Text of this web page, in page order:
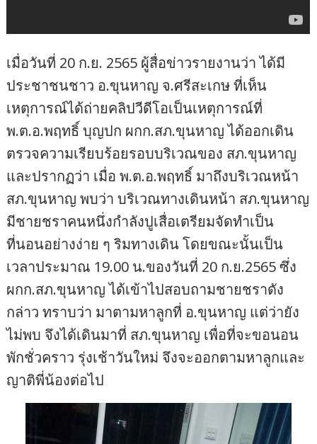
เมื่อวันที่ 20 ก.ย. 2565 ผู้สื่อข่าวรายงานว่า ได้มี
ประชาชนชาว อ.ขุนหาญ จ.ศรีสะเกษ ที่เห็น
เหตุการณ์ได้ถ่ายคลิปวีดีโอเป็นเหตุการณ์ที่
พ.ต.อ.พฤทธิ์ บุญปก ผกก.สภ.ขุนหาญ ได้ออกเดิน
ตรวจความเรียบร้อยรอบบริเวณของ สภ.ขุนหาญ
และปรากฏว่า เมื่อ พ.ต.อ.พฤทธิ์ มาถึงบริเวณหน้า
สภ.ขุนหาญ พบว่า บริเวณทางเดินหน้า สภ.ขุนหาญ
มีชายชราคนหนึ่งกำลังปูเสื่อเตรียมจัดทำเป็น
ที่นอนอย่างง่าย ๆ ริมทางเดิน โดยขณะนั้นเป็น
เวลาประมาณ 19.00 น.ของวันที่ 20 ก.ย.2565 ซึ่ง
ผกก.สภ.ขุนหาญ ได้เข้าไปสอบถามชายชราดัง
กล่าว ทราบว่า มาตามหาลูกที่ อ.ขุนหาญ แต่ว่ายัง
ไม่พบ จึงได้เดินมาที่ สภ.ขุนหาญ เพื่อที่จะขอนอน
พักชั่วคราว รุ่งเช้าวันใหม่ จึงจะออกตามหาลูกและ
ญาติพี่น้องต่อไป